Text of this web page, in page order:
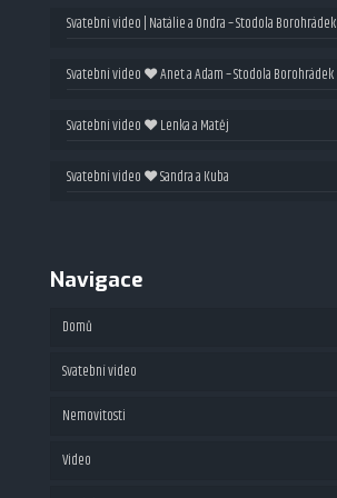
Svatební video | Natálie a Ondra – Stodola Borohrádek
Svatební video ❤ Anet a Adam – Stodola Borohrádek
Svatební video ❤ Lenka a Matěj
Svatební video ❤ Sandra a Kuba
Navigace
Domů
Svatební video
Nemovitosti
Fotografie
Video